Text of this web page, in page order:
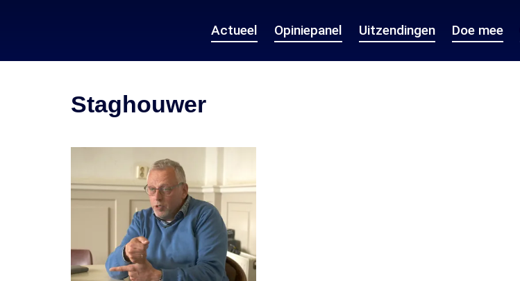
Actueel Opiniepanel Uitzendingen Doe mee
Staghouwer